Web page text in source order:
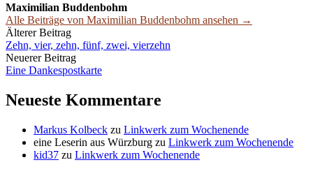
Maximilian Buddenbohm
Alle Beiträge von Maximilian Buddenbohm ansehen →
Beitrags-
Navigation
Älterer Beitrag
Zehn, vier, zehn, fünf, zwei, vierzehn
Neuerer Beitrag
Eine Dankespostkarte
Neueste Kommentare
Markus Kolbeck zu Linkwerk zum Wochenende
eine Leserin aus Würzburg zu Linkwerk zum Wochenende
kid37 zu Linkwerk zum Wochenende